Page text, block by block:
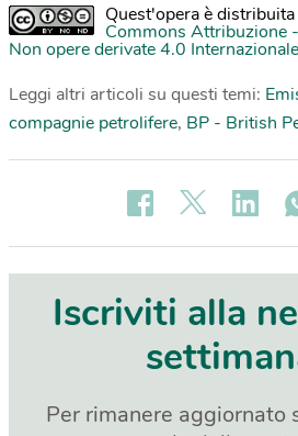
Quest'opera è
Commons Attribuzione
Non opere derivate 4.0 Internazionale
Leggi altri articoli su questi temi:
compagnie petrolifere, BP - British
Iscriviti alla
Per rimanere aggiornato